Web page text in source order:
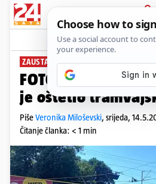
PRIJAVA
News
ZAUSTAVIO PROMET
FOTO Kaos u
je oštetio
PišeVeronika Miloševski, srijeda,
Čitanje članka: < 1 min